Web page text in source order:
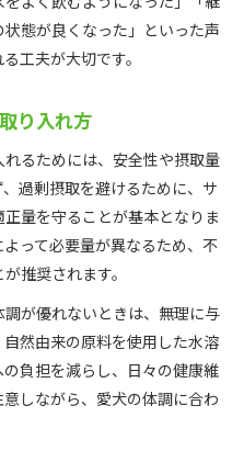
態が良くなった」といった声
工夫が大切です。
り入れ方
るためには、安全性や摂取量
過剰摂取を避けるために、サ
量を守ることが基本となりま
って必要量が異なるため、不
推奨されます。
が優れないときは、無理に与
然由来の原料を使用した水溶
負担を減らし、日々の健康維
しながら、愛犬の体調に合わ